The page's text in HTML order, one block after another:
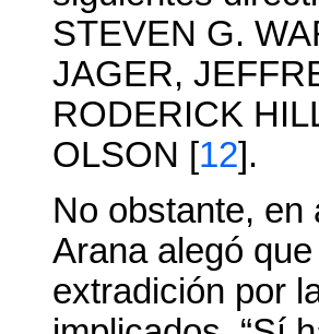
STEVEN G.
JAGER,
RODERICK
OLSON [12].
No obstante, en
Arana alegó
extradición por